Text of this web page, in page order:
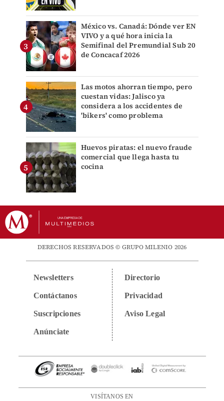
México vs. Canadá: Dónde ver EN
VIVO y a qué hora inicia la
Semifinal del Premundial Sub 20
de Concacaf 2026
Las motos ahorran tiempo, pero
cuestan vidas: Jalisco ya
considera a los accidentes de
'bikers' como problema
Huevos piratas: el nuevo fraude
comercial que llega hasta tu
cocina
DERECHOS RESERVADOS © GRUPO MILENIO 2026
Newsletters
Contáctanos
Suscripciones
Anúnciate
Directorio
Privacidad
Aviso Legal
VISÍTANOS EN